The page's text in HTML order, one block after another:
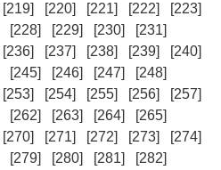
[219] [220] [221] [222]
[223]
[228] [229] [230]
[231]
[236] [237] [238] [239]
[240]
[245] [246] [247]
[248]
[253] [254] [255] [256]
[257]
[262] [263] [264]
[265]
[270] [271] [272] [273]
[274]
[279] [280] [281]
[282]